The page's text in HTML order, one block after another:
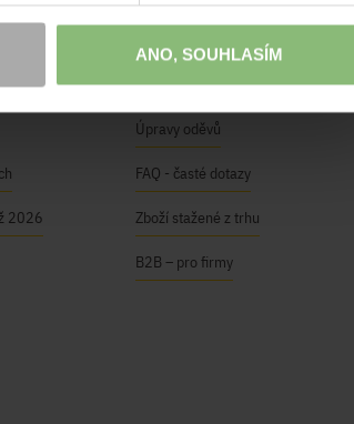
ANO, SOUHLASÍM
2026
Osobní odběr na prodejnách
Módní inspirace
Úpravy oděvů
FAQ - časté dotazy
Zboží stažené z trhu
B2B – pro firmy